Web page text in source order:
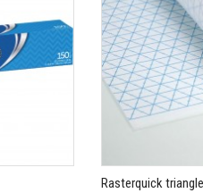
Rasterquick